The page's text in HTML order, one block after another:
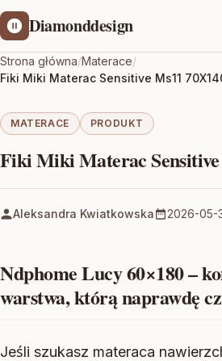
Diamonddesign
Strona główna/Materace/
Fiki Miki Materac Sensitive Ms11
MATERACE PRODUKT
Fiki Miki Materac
Aleksandra Kwiatkowska 2026-05-
Ndphome Lucy 60×180 –
warstwa, którą naprawdę
Jeśli szukasz materaca